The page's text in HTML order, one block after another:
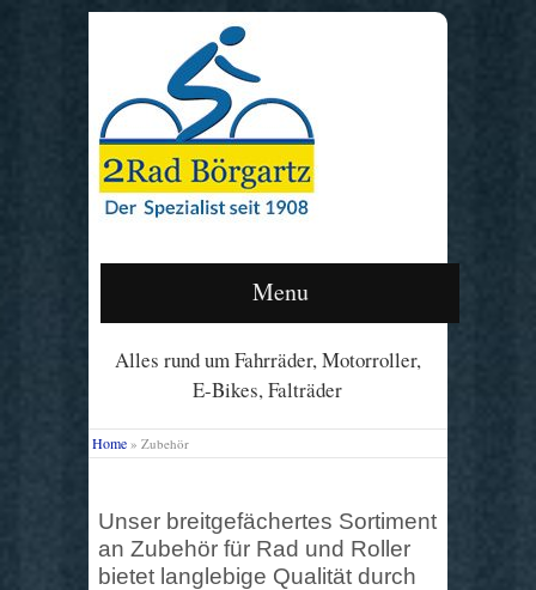
Menu
Alles rund um Fahrräder, Motorroller,
E-Bikes, Falträder
Home » Zubehör
Unser breitgefächertes Sortiment
an Zubehör für Rad und Roller
bietet langlebige Qualität durch